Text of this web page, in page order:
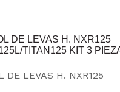
DE LEVAS H. NXR125